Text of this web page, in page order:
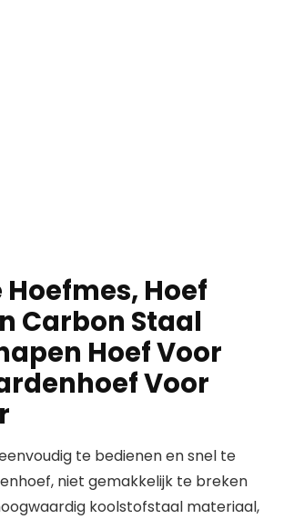
Hoef
Carbon Staal
Hoef Voor
Voor
te bedienen en snel te
niet gemakkelijk te breken
koolstofstaal materiaal,